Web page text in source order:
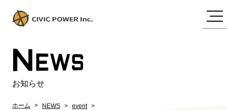
NEWS
お知らせ
ホーム NEWS
event